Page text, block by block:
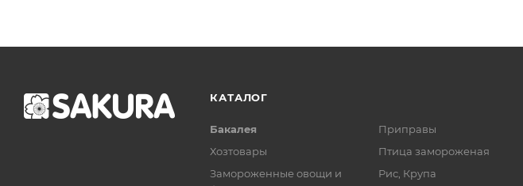
КАТАЛОГ
Бакалея
Хозтовары
Замороженные овощи и
Приправы
Птица замороженая
Рис, Крупа